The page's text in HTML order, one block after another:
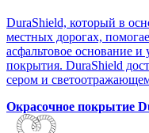
DuraShield, который в
местных дорогах,
асфальтовое основание
покрытия. DuraShield
сером и
Окрасочное покрытие